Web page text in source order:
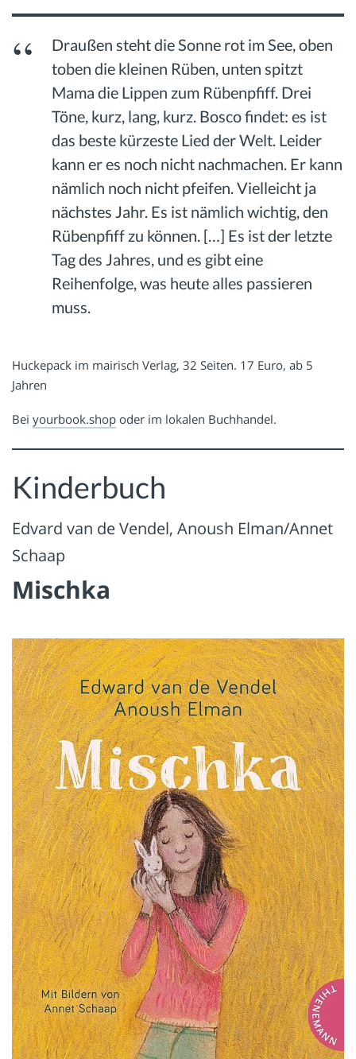
Draußen steht die Sonne rot im See, oben
toben die kleinen Rüben, unten spitzt
Mama die Lippen zum Rübenpfiff. Drei
Töne, kurz, lang, kurz. Bosco findet: es ist
das beste kürzeste Lied der Welt. Leider
kann er es noch nicht nachmachen. Er kann
nämlich noch nicht pfeifen. Vielleicht ja
nächstes Jahr. Es ist nämlich wichtig, den
Rübenpfiff zu können. […] Es ist der letzte
Tag des Jahres, und es gibt eine
Reihenfolge, was heute alles passieren
muss.
Huckepack im mairisch Verlag, 32 Seiten. 17 Euro, ab 5
Jahren
Bei yourbook.shop oder im lokalen Buchhandel.
Kinderbuch
Edvard van de Vendel, Anoush Elman/Annet
Schaap
Mischka